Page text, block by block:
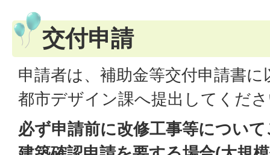
交付申請
申請者は、補助金等交付申請書
都市デザイン課へ提出してくだ
必ず申請前に改修工事等につい